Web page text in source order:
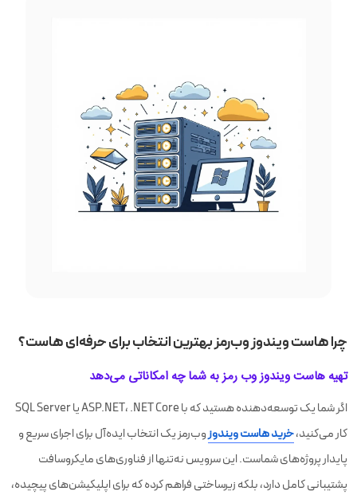
چرا هاست ویندوز وب‌رمز بهترین انتخاب برای حرفه‌ای هاست؟
تهیه هاست ویندوز وب رمز به شما چه امکاناتی می‌دهد
اگر شما یک توسعه‌دهنده هستید که با ASP.NET، .NET Core یا SQL Server
کار می‌کنید،خرید هاست ویندوزوب‌رمز یک انتخاب ایده‌آل برای اجرای سریع و
پایدار پروژه‌های شماست. این سرویس نه‌تنها از فناوری‌های مایکروسافت
پشتیبانی کامل دارد، بلکه زیرساختی فراهم کرده که برای اپلیکیشن‌های پیچیده،